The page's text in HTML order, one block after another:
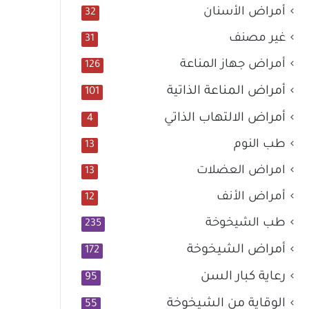
أمراض الأسنان 32
غير مصنف 31
أمراض جهاز المناعة 126
أمراض المناعة الذاتية 101
أمراض الالتهاب الذاتي 4
طب النوم 13
امراض العضلات 13
أمراض الأنف 12
طب الشيخوخة 235
أمراض الشيخوخة 172
رعاية كبار السن 95
الوقاية من الشيخوخة 55